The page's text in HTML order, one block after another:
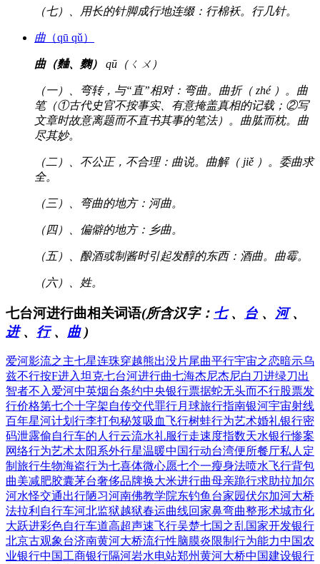
（七）、用长的针脚成行地连缀：行棉袄。行几针。
曲 （qū qǔ）
曲（麯、麴） qū（ㄑㄨ）
（一）、弯转，与“直”相对：弯曲。曲折（ zhé ）。曲
笔（①古代史官不按事实、有意掩盖真相的记载；②写
文章时故意离题而不直书其事的笔法）。曲肱而枕。曲
尽其妙。
（二）、不公正，不合理：曲说。曲解（ jiě ）。委曲求
全。
（三）、弯曲的地方：河曲。
（四）、偏僻的地方：乡曲。
（五）、酿酒或制酱时引起发醇的东西：酒曲。曲霉。
（六）、姓。
七台河进行曲相关词语(所含汉字： 七、 台、 河、
进、 行、 曲)
爱河影流之主七星连珠穿越熊出没片尾曲平行宇宙之恋暗示乌
兹不行按F进入坦克七台河进行曲七海杰尼杰尼白刀进绿刀出
智者不入爱河中英烟台条约中央银行票据蛇无头而不行股票发
行价格第七个十字架自传交代罪行月球旅行指南银河宇宙射线
百年星河计划 行李打包秘笈吸血飞行树蛙行为艺术婚礼银行密
码泄露偷自行车的人 行云流水礼服行走速度指数天水银行惨案
网络行为艺术太阳系外行星温暖中国行动台湾便所餐厅私人定
制旅行生物海盗行为七喜体微心愿七个一瘦身法喷水飞行背包
曲美减肥胶囊茅台奢侈品牌换大米进行曲母亲跪行求助拉加尔
河水怪交通出行陋习河南佛教学院东钓鱼台家园伏尔加河大桥
法拉利自行车河北监狱越狱春运曲线回家鼻弯曲整形术城市化
大跃进彩色自行车道高超声速飞行吴楚七国之乱国家开发银行
北京古观象台济南黄河大桥流行性脑膜炎限制行为能力中国农
业银行中国工商银行隔河岩水电站郑州黄河大桥中国建设银行